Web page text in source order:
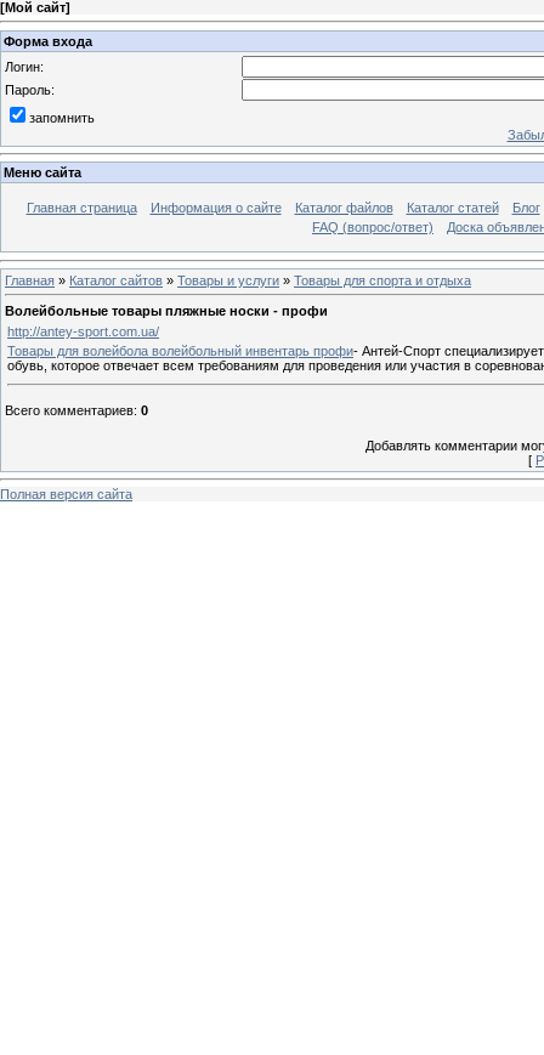
[Мой сайт]
Форма входа
Логин:
Пароль:
запомнить
Меню сайта
Главная страница Информация о сайте Каталог файлов Каталог статей
Блог
FAQ (вопрос/ответ)
Доска
Главная » Каталог сайтов » Товары и услуги » Товары для спорта и отдыха
Волейбольные товары пляжные носки - профи
http://antey-sport.com.ua/
Товары для волейбола волейбольный инвентарь профи- Антей-Спорт
обувь, которое отвечает всем требованиям для проведения или участия в
Всего комментариев: 0
Добавлять комментарии
[
Полная версия сайта